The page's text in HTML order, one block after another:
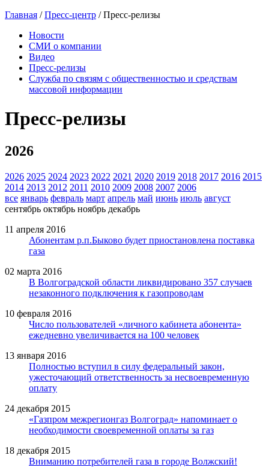
Главная /Пресс-центр / Пресс-релизы
Новости
СМИ о компании
Видео
Пресс-релизы
Служба по связям с общественностью и средствам
массовой информации
Пресс-релизы
2026
2026 2025 2024 2023 2022 2021 2020 2019 2018 2017 2016 2015
2014 2013 2012 2011 2010 2009 2008 2007 2006
все январь февраль март апрель май июнь июль август
сентябрь октябрь ноябрь декабрь
11 апреля 2016
Абонентам р.п.Быково будет приостановлена поставка
газа
02 марта 2016
В Волгоградской области ликвидировано 357 случаев
незаконного подключения к газопроводам
10 февраля 2016
Число пользователей «личного кабинета абонента»
ежедневно увеличивается на 100 человек
13 января 2016
Полностью вступил в силу федеральный закон,
ужесточающий ответственность за несвоевременную
оплату
24 декабря 2015
«Газпром межрегионгаз Волгоград» напоминает о
необходимости своевременной оплаты за газ
18 декабря 2015
Вниманию потребителей газа в городе Волжский!